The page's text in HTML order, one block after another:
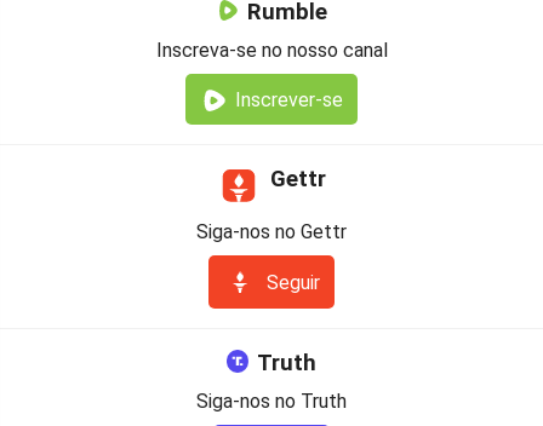
Rumble
Inscreva-se no nosso canal
Inscrever-se
Gettr
Siga-nos no Gettr
Seguir
Truth
Siga-nos no Truth